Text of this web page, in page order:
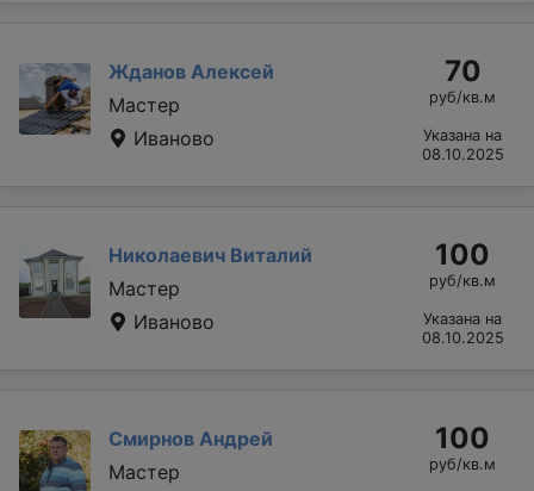
Жданов Алексей
Мастер
Иваново
70
руб/кв.м
Указана на
08.10.2025
Николаевич Виталий
Мастер
Иваново
100
руб/кв.м
Указана на
08.10.2025
Смирнов Андрей
Мастер
100
руб/кв.м